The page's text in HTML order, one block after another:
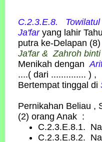
C.2.3.E.8. Towilatul
Ja'faryang lahir
putra ke-Delapan
Ja'far & Zahroh binti
Menikah dengan
....( dari .............. ) ,
Bertempat tinggal di
Pernikahan Beliau ,
(2) orang Anak :
C.2.3.E.8.1.
C.2.3.E.8.2.